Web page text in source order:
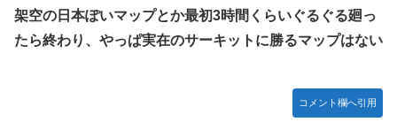
架空の日本ぽいマップとか最初3時間くらいぐるぐる廻っ
たら終わり、やっぱ実在のサーキットに勝るマップはない
コメント欄へ引用